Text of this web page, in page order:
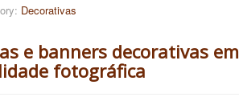
Decorativas
e banners decorativas em
fotográfica